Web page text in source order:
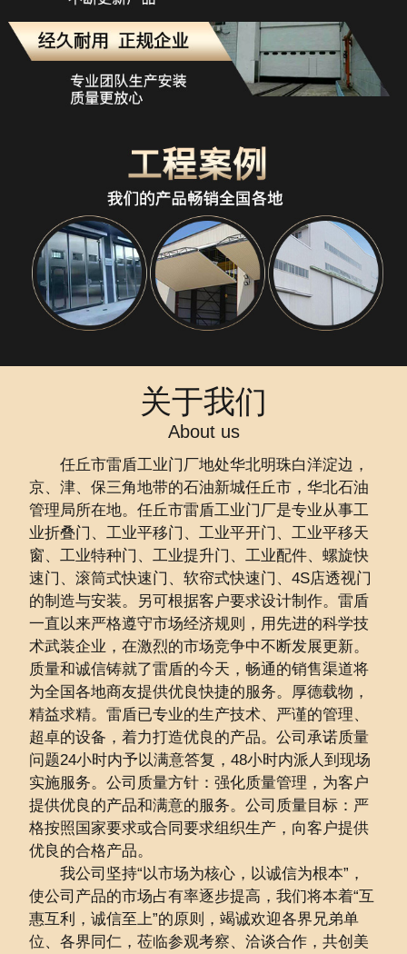
关于我们
About us
任丘市雷盾工业门厂地处华北明珠白洋淀边，
京、津、保三角地带的石油新城任丘市，华北石油
管理局所在地。任丘市雷盾工业门厂是专业从事工
业折叠门、工业平移门、工业平开门、工业平移天
窗、工业特种门、工业提升门、工业配件、螺旋快
速门、滚筒式快速门、软帘式快速门、4S店透视门
的制造与安装。另可根据客户要求设计制作。雷盾
一直以来严格遵守市场经济规则，用先进的科学技
术武装企业，在激烈的市场竞争中不断发展更新。
质量和诚信铸就了雷盾的今天，畅通的销售渠道将
为全国各地商友提供优良快捷的服务。厚德载物，
精益求精。雷盾已专业的生产技术、严谨的管理、
超卓的设备，着力打造优良的产品。公司承诺质量
问题24小时内予以满意答复，48小时内派人到现场
实施服务。公司质量方针：强化质量管理，为客户
提供优良的产品和满意的服务。公司质量目标：严
格按照国家要求或合同要求组织生产，向客户提供
优良的合格产品。
我公司坚持“以市场为核心，以诚信为根本”，
使公司产品的市场占有率逐步提高，我们将本着“互
惠互利，诚信至上”的原则，竭诚欢迎各界兄弟单
位、各界同仁，莅临参观考察、洽谈合作，共创美